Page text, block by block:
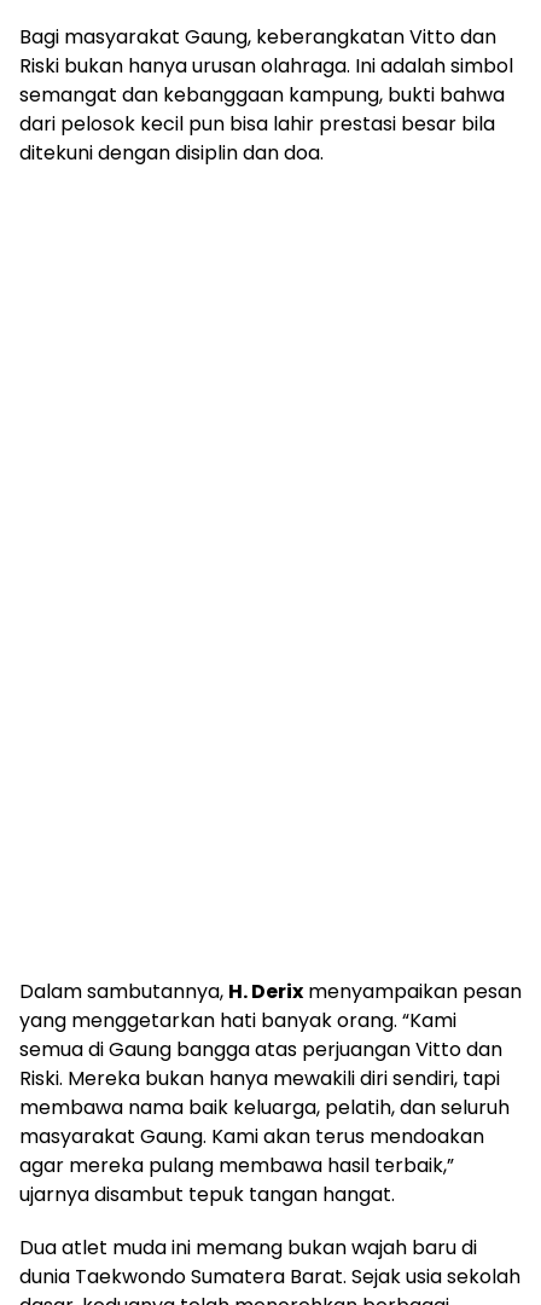
Bagi masyarakat Gaung, keberangkatan Vitto dan
Riski bukan hanya urusan olahraga. Ini adalah simbol
semangat dan kebanggaan kampung, bukti bahwa
dari pelosok kecil pun bisa lahir prestasi besar bila
ditekuni dengan disiplin dan doa.
Dalam sambutannya, H. Derix menyampaikan pesan
yang menggetarkan hati banyak orang. “Kami
semua di Gaung bangga atas perjuangan Vitto dan
Riski. Mereka bukan hanya mewakili diri sendiri, tapi
membawa nama baik keluarga, pelatih, dan seluruh
masyarakat Gaung. Kami akan terus mendoakan
agar mereka pulang membawa hasil terbaik,”
ujarnya disambut tepuk tangan hangat.
Dua atlet muda ini memang bukan wajah baru di
dunia Taekwondo Sumatera Barat. Sejak usia sekolah